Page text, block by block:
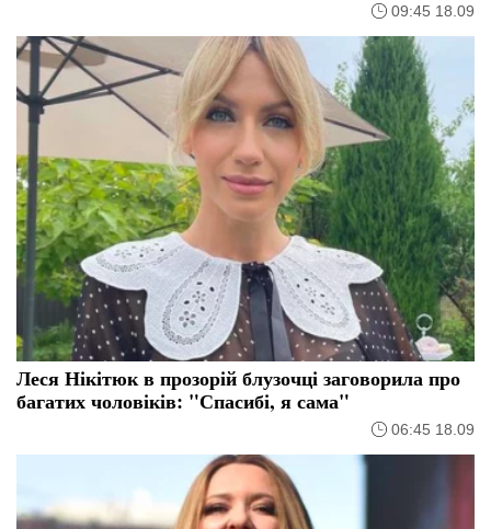
09:45 18.09
Леся Нікітюк в прозорій блузочці заговорила про
багатих чоловіків: "Спасибі, я сама"
06:45 18.09